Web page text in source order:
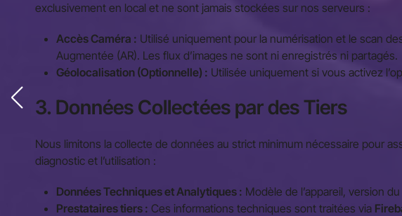
exclusivement en local et ne sont jamais stockées sur nos serveurs :
Accès Caméra : Utilisé uniquement pour la numérisation et le scan
Augmentée (AR). Les flux d’images ne sont ni enregistrés ni partagés.
Géolocalisation (Optionnelle) : Utilisée uniquement si vous activez
3. Données Collectées par des Tiers
Nous limitons la collecte de données au strict minimum nécessaire pour
diagnostic et l’utilisation :
Données Techniques et Analytiques : Modèle de l’appareil, version
Prestataires tiers : Ces informations techniques sont traitées via